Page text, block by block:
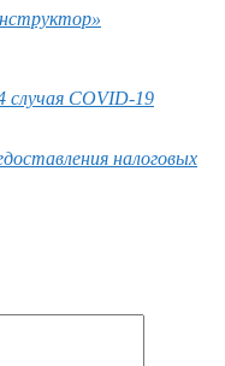
случая COVID-19
налоговых